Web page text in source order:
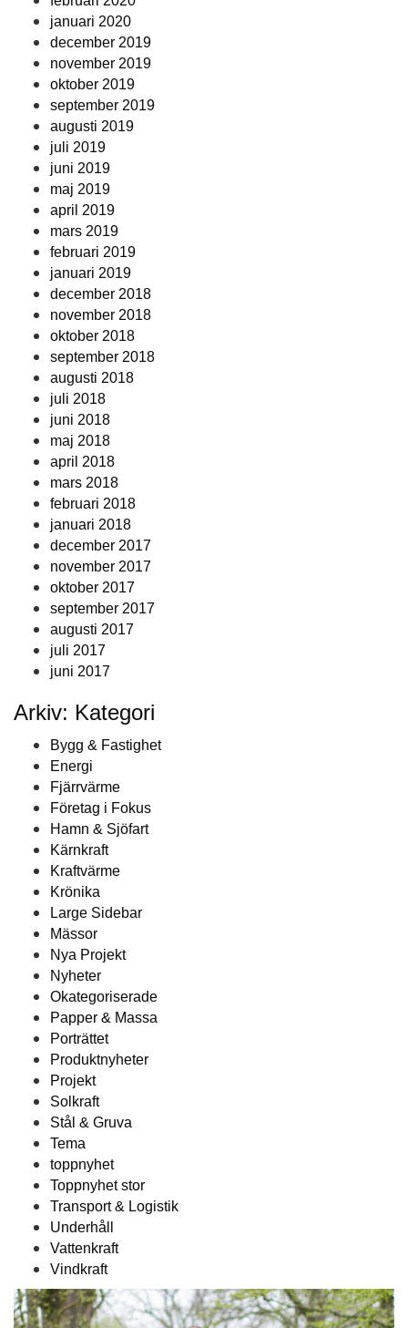
januari 2020
december 2019
november 2019
oktober 2019
september 2019
augusti 2019
juli 2019
juni 2019
maj 2019
april 2019
mars 2019
februari 2019
januari 2019
december 2018
november 2018
oktober 2018
september 2018
augusti 2018
juli 2018
juni 2018
maj 2018
april 2018
mars 2018
februari 2018
januari 2018
december 2017
november 2017
oktober 2017
september 2017
augusti 2017
juli 2017
juni 2017
Arkiv: Kategori
Bygg & Fastighet
Energi
Fjärrvärme
Företag i Fokus
Hamn & Sjöfart
Kärnkraft
Kraftvärme
Krönika
Large Sidebar
Mässor
Nya Projekt
Nyheter
Okategoriserade
Papper & Massa
Porträttet
Produktnyheter
Projekt
Solkraft
Stål & Gruva
Tema
toppnyhet
Toppnyhet stor
Transport & Logistik
Underhåll
Vattenkraft
Vindkraft